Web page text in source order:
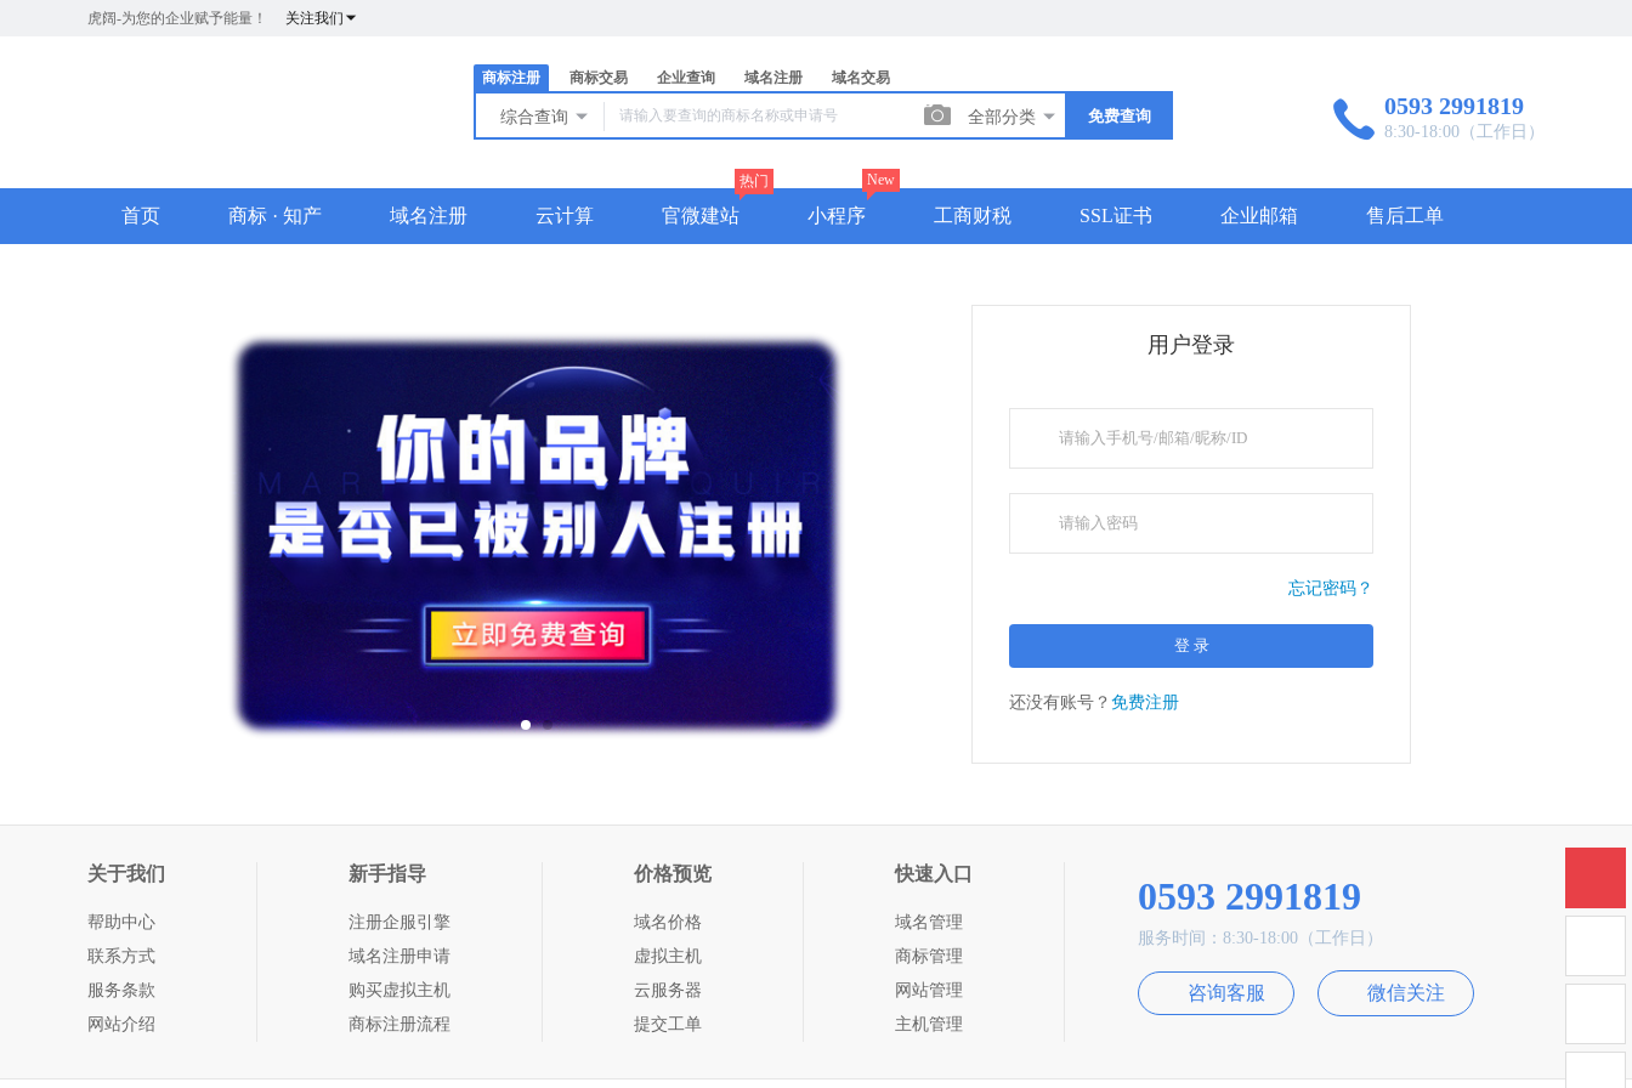
虎阔-为您的企业赋予能量！ 关注我们
商标注册 商标交易 企业查询 域名注册 域名交易
综合查询   全部分类  免费查询  0593 2991819
8:30-18:00（工作日）
首页 商标 · 知产 域名注册 云计算 官微建站
热门
小程序
New
工商财税 SSL证书 企业邮箱 售后工单
用户登录
忘记密码？
还没有账号？ 免费注册
关于我们
帮助中心
联系方式
服务条款
网站介绍
新手指导
注册企服引擎
域名注册申请
购买虚拟主机
商标注册流程
价格预览
域名价格
虚拟主机
云服务器
提交工单
快速入口
域名管理
商标管理
网站管理
主机管理
0593 2991819
服务时间：8:30-18:00（工作日）
咨询客服 微信关注